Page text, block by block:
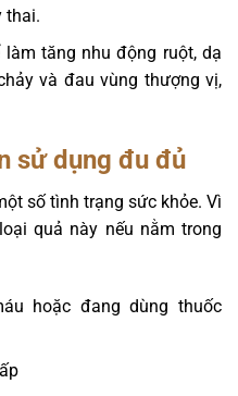
thai.
tăng nhu động ruột, dạ
và đau vùng thượng vị,
sử dụng đu đủ
số tình trạng sức khỏe. Vì
quả này nếu nằm trong
hoặc đang dùng thuốc